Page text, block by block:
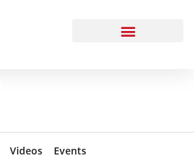
Videos Events